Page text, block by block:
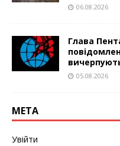
06.08.2026
Глава
05.08.2026
МЕТА
Увійти